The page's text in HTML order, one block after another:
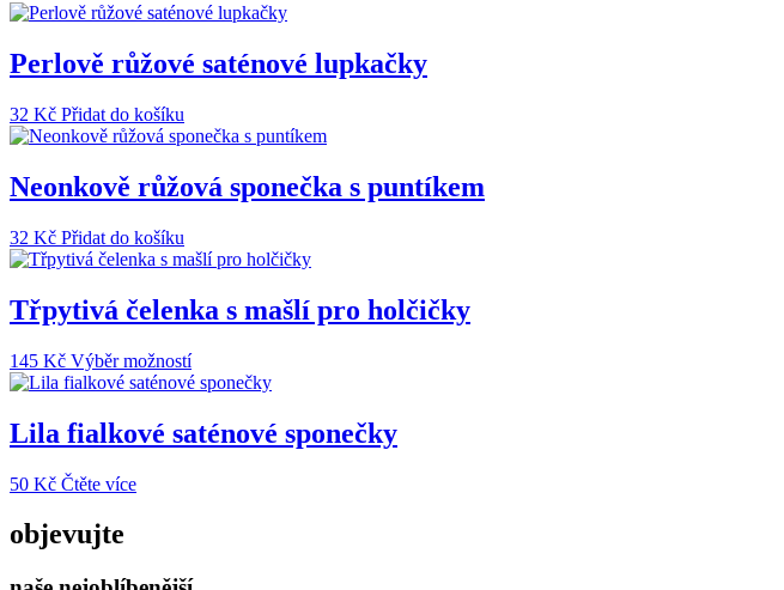
Perlově růžové saténové lupkačky
32 Kč Přidat do košíku
Neonkově růžová sponečka s puntíkem
32 Kč Přidat do košíku
Třpytivá čelenka s mašlí pro holčičky
145 Kč Výběr možnostíTento
produkt
více
variant.
produktu
Lila fialkové saténové sponečky
50 Kč Čtěte více
objevujte